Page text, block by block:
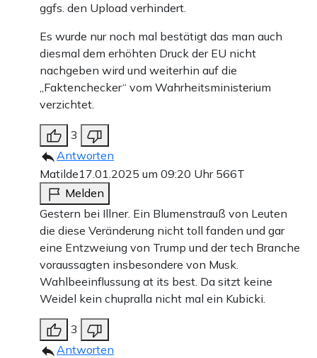
ggfs. den Upload verhindert.
Es wurde nur noch mal bestätigt das man auch
diesmal dem erhöhten Druck der EU nicht
nachgeben wird und weiterhin auf die
„Faktenchecker“ vom Wahrheitsministerium
verzichtet.
3
Antworten
Matilde17.01.2025 um 09:20 Uhr 566T
Melden
Gestern bei Illner. Ein Blumenstrauß von Leuten
die diese Veränderung nicht toll fanden und gar
eine Entzweiung von Trump und der tech Branche
voraussagten insbesondere von Musk.
Wahlbeeinflussung at its best. Da sitzt keine
Weidel kein chupralla nicht mal ein Kubicki.
3
Antworten